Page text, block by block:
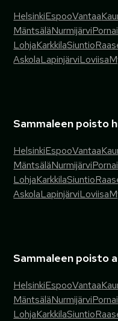
HelsinkiEspooVantaa
MäntsäläNurmijärvi
LohjaKarkkilaSiuntio
AskolaLapinjärviLoviisa
Sammaleen poisto
HelsinkiEspooVantaa
MäntsäläNurmijärvi
LohjaKarkkilaSiuntio
AskolaLapinjärviLoviisa
Sammaleen poisto
HelsinkiEspooVantaa
MäntsäläNurmijärvi
LohjaKarkkilaSiuntio